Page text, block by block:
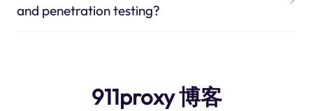
and penetration testing?
911proxy 博客